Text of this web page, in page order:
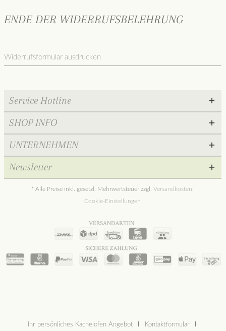
ENDE DER WIDERRUFSBELEHRUNG
Widerrufsformular ausdrucken
Service Hotline
SHOP INFO
UNTERNEHMEN
Newsletter
* Alle Preise inkl. gesetzl. Mehrwertsteuer zzgl.Versandkosten
Cookie-Einstellungen
Ihr persönliches Kachelofen Angebot Kontaktformular